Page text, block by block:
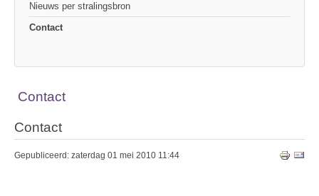
Nieuws per stralingsbron
Contact
Contact
Contact
Gepubliceerd: zaterdag 01 mei 2010 11:44